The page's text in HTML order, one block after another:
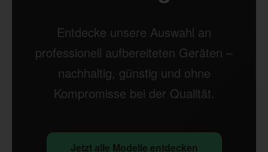
Entdecke unsere Auswahl an
professionell aufbereiteten Geräten –
nachhaltig, günstig und ohne
Kompromisse bei der Qualität.
Jetzt alle Modelle entdecken